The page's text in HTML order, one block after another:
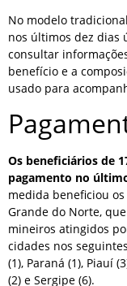
No modelo
nos últimos dez dias
consultar
benefício e a
usado para
Os beneficiários de
pagamento no
medida beneficiou
Grande do Norte,
mineiros atingidos
cidades nos
(1), Paraná (1), Piauí
(2) e Sergipe (6).